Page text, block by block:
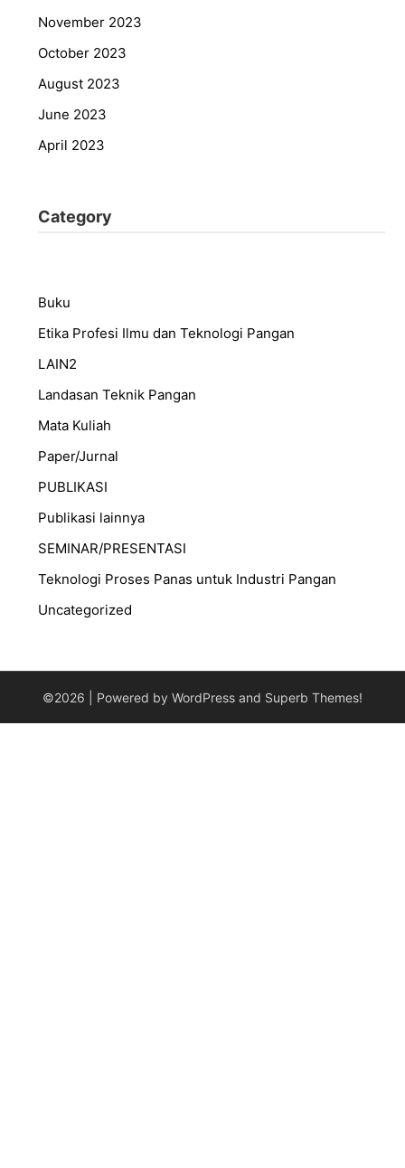
November 2023
October 2023
August 2023
June 2023
April 2023
Category
Buku
Etika Profesi Ilmu dan Teknologi Pangan
LAIN2
Landasan Teknik Pangan
Mata Kuliah
Paper/Jurnal
PUBLIKASI
Publikasi lainnya
SEMINAR/PRESENTASI
⁠Teknologi Proses Panas untuk Industri Pangan
Uncategorized
©2026 | Powered by WordPress and Superb Themes!